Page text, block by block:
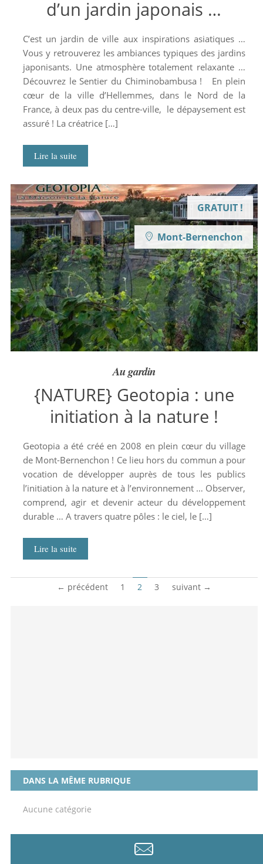
d’un jardin japonais …
C’est un jardin de ville aux inspirations asiatiques …
Vous y retrouverez les ambiances typiques des jardins
japonisants. Une atmosphère totalement relaxante …
Découvrez le Sentier du Chiminobambusa ! En plein
cœur de la ville d’Hellemmes, dans le Nord de la
France, à deux pas du centre-ville, le dépaysement est
assuré ! La créatrice […]
Lire la suite
Au gardin
{NATURE} Geotopia : une
initiation à la nature !
Geotopia a été créé en 2008 en plein cœur du village
de Mont-Bernenchon ! Ce lieu hors du commun a pour
vocation de développer auprès de tous les publics
l’initiation à la nature et à l’environnement … Observer,
comprend, agir et devenir acteur du développement
durable … A travers quatre pôles : le ciel, le […]
Lire la suite
GRATUIT !
Mont-Bernenchon
← précédent 1 2 3 suivant →
DANS LA MÊME RUBRIQUE
Aucune catégorie